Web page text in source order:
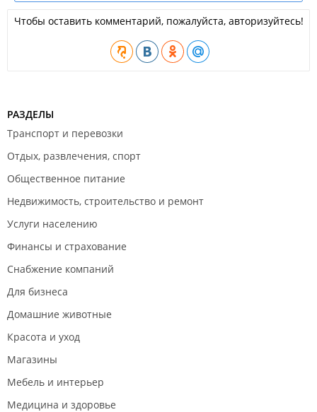
Чтобы оставить комментарий, пожалуйста, авторизуйтесь!
РАЗДЕЛЫ
Транспорт и перевозки
Отдых, развлечения, спорт
Общественное питание
Недвижимость, строительство и ремонт
Услуги населению
Финансы и страхование
Снабжение компаний
Для бизнеса
Домашние животные
Красота и уход
Магазины
Мебель и интерьер
Медицина и здоровье